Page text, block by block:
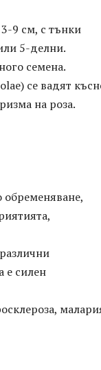
9 см, с тънки
5-делни.
семена.
се вадят
на роза.
обременяване,
е силен